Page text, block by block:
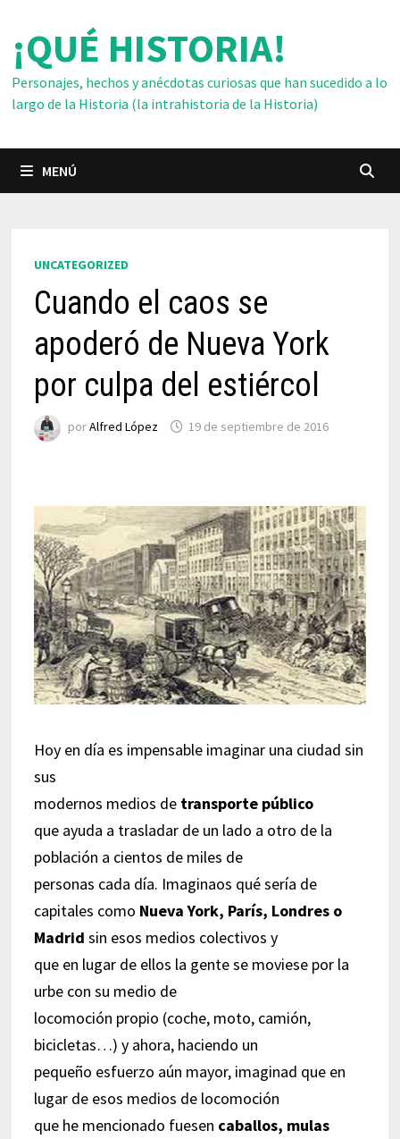
contenido
¡QUÉ HISTORIA!
Personajes, hechos y anécdotas curiosas que han sucedido a lo
largo de la Historia (la intrahistoria de la Historia)
MENÚ
UNCATEGORIZED
Cuando el caos se
apoderó de Nueva York
por culpa del estiércol
porAlfred López 19 de septiembre de 2016
Hoy en día es impensable imaginar una ciudad sin
sus
modernos medios de transporte público
que ayuda a trasladar de un lado a otro de la
población a cientos de miles de
personas cada día. Imaginaos qué sería de
capitales como Nueva York, París, Londres o
Madrid sin esos medios colectivos y
que en lugar de ellos la gente se moviese por la
urbe con su medio de
locomoción propio (coche, moto, camión,
bicicletas…) y ahora, haciendo un
pequeño esfuerzo aún mayor, imaginad que en
lugar de esos medios de locomoción
que he mencionado fuesen caballos, mulas